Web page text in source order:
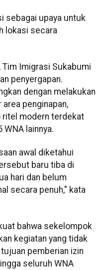
sebagai upaya untuk
lokasi secara
Tim Imigrasi Sukabumi
penyergapan.
dengan melakukan
penginapan,
ritel modern terdekat
lainnya.
awal diketahui
baru tiba di
hari dan belum
secara penuh," kata
bahwa sekelompok
kegiatan yang tidak
pemberian izin
seluruh WNA